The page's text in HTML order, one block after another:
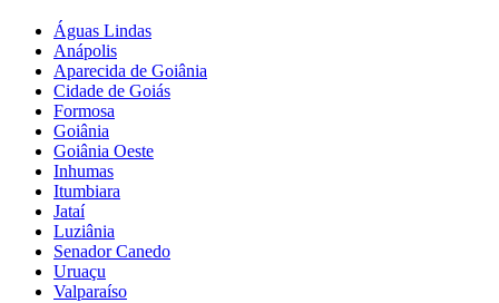
Águas Lindas
Anápolis
Aparecida de Goiânia
Cidade de Goiás
Formosa
Goiânia
Goiânia Oeste
Inhumas
Itumbiara
Jataí
Luziânia
Senador Canedo
Uruaçu
Valparaíso